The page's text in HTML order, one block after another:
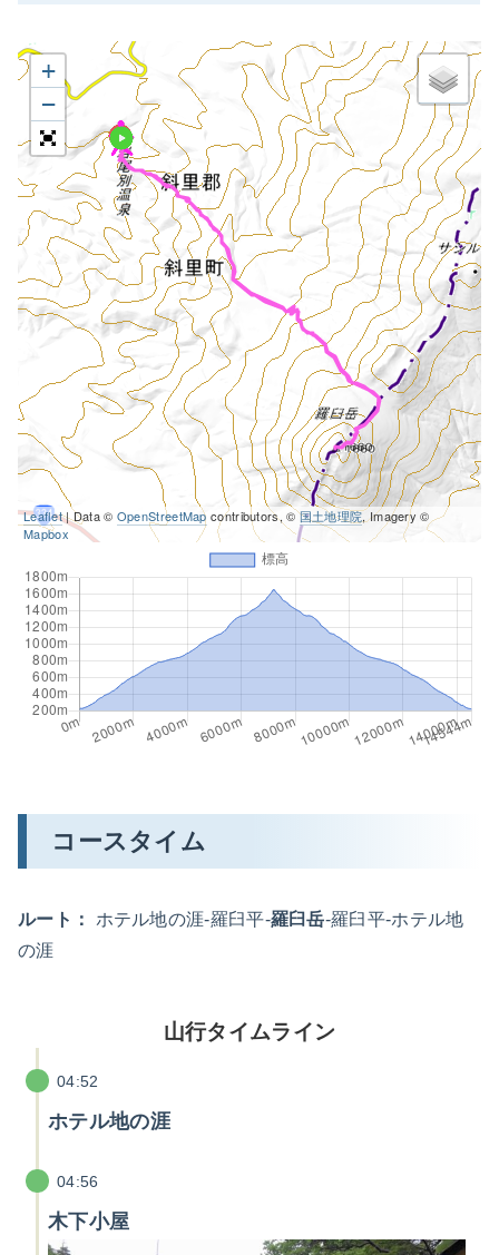
+
−
Leaflet| Data © OpenStreetMap contributors, ©国土地理院, Imagery ©
Mapbox
コースタイム
ルート： ホテル地の涯-羅臼平-羅臼岳-羅臼平-ホテル地
の涯
山行タイムライン
04:52
ホテル地の涯
04:56
木下小屋